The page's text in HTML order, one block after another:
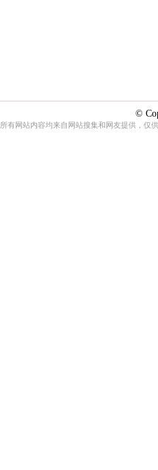
©
所有网站内容均来自网站搜集和网友提供，仅